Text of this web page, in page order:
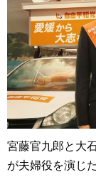
宮藤官九郎と大
が夫婦役を演じ